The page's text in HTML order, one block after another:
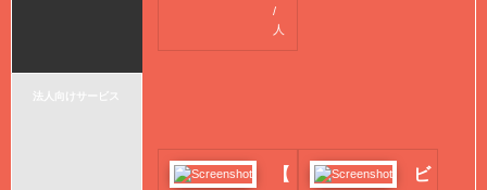
法人向けサービス
/
人
【 ビ